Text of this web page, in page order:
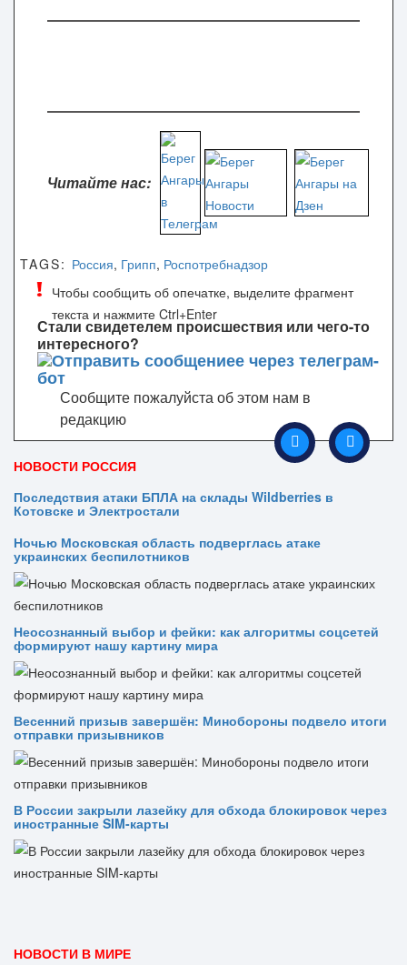
Читайте нас:
TAGS: Россия, Грипп, Роспотребнадзор
Стали свидетелем происшествия или чего-то
интересного?
Сообщите пожалуйста об этом нам в
редакцию
Чтобы сообщить об опечатке, выделите фрагмент
текста и нажмите Ctrl+Enter
НОВОСТИ РОССИЯ
Последствия атаки БПЛА на склады Wildberries в
Котовске и Электростали
Ночью Московская область подверглась атаке
украинских беспилотников
Неосознанный выбор и фейки: как алгоритмы соцсетей
формируют нашу картину мира
Весенний призыв завершён: Минобороны подвело итоги
отправки призывников
В России закрыли лазейку для обхода блокировок через
иностранные SIM-карты
НОВОСТИ В МИРЕ